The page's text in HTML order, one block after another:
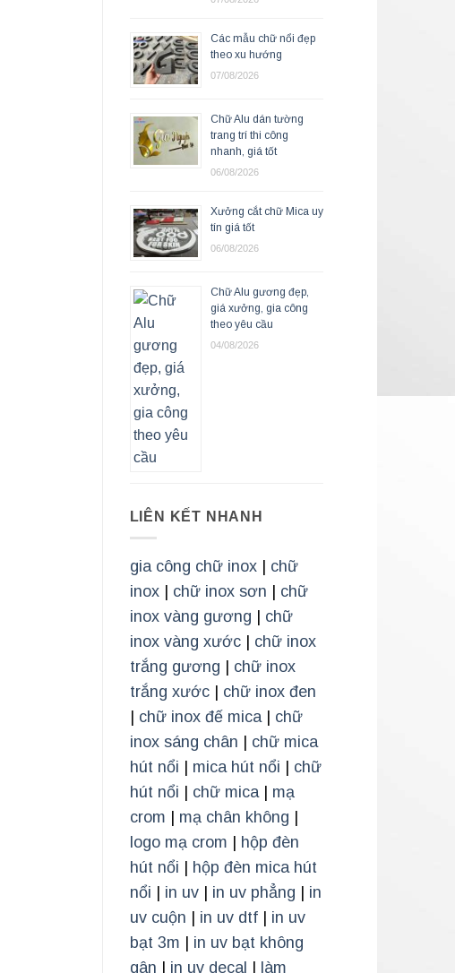
Các mẫu chữ nổi đẹp
theo xu hướng
07/08/2026
Chữ Alu dán tường
trang trí thi công
nhanh, giá tốt
06/08/2026
Xưởng cắt chữ Mica uy
tín giá tốt
06/08/2026
Chữ Alu gương đẹp,
giá xưởng, gia công
theo yêu cầu
04/08/2026
LIÊN KẾT NHANH
gia công chữ inox| chữ
inox| chữ inox sơn
chữ
inox vàng gương
chữ
inox vàng xước| chữ inox
trắng gương
chữ inox
trắng xước| chữ inox đen
chữ inox đế mica| chữ
inox sáng chân
chữ mica
hút nổi
mica hút nổi
chữ
hút nổi
chữ mica| mạ
crom
mạ chân không
logo mạ crom
hộp đèn
hút nổi
hộp đèn mica hút
nổi
in uv| in uv phẳng
in
uv cuộn
in uv dtf| in uv
bạt 3m
in uv bạt không
gân
in uv decal làm